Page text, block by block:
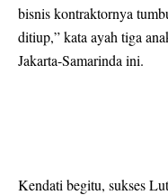
bisnis kontraktornya
ditiup,” kata ayah tiga
Jakarta-Samarinda ini.
Kendati begitu, sukses